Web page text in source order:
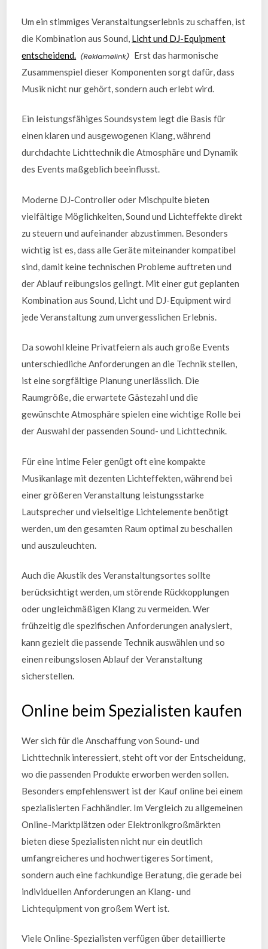
Um ein stimmiges Veranstaltungserlebnis zu schaffen, ist
die Kombination aus Sound, Licht und DJ-Equipment
entscheidend.
Erst das harmonische
Zusammenspiel dieser Komponenten sorgt dafür, dass
Musik nicht nur gehört, sondern auch erlebt wird.
Ein leistungsfähiges Soundsystem legt die Basis für
einen klaren und ausgewogenen Klang, während
durchdachte Lichttechnik die Atmosphäre und Dynamik
des Events maßgeblich beeinflusst.
Moderne DJ-Controller oder Mischpulte bieten
vielfältige Möglichkeiten, Sound und Lichteffekte direkt
zu steuern und aufeinander abzustimmen. Besonders
wichtig ist es, dass alle Geräte miteinander kompatibel
sind, damit keine technischen Probleme auftreten und
der Ablauf reibungslos gelingt. Mit einer gut geplanten
Kombination aus Sound, Licht und DJ-Equipment wird
jede Veranstaltung zum unvergesslichen Erlebnis.
Da sowohl kleine Privatfeiern als auch große Events
unterschiedliche Anforderungen an die Technik stellen,
ist eine sorgfältige Planung unerlässlich. Die
Raumgröße, die erwartete Gästezahl und die
gewünschte Atmosphäre spielen eine wichtige Rolle bei
der Auswahl der passenden Sound- und Lichttechnik.
Für eine intime Feier genügt oft eine kompakte
Musikanlage mit dezenten Lichteffekten, während bei
einer größeren Veranstaltung leistungsstarke
Lautsprecher und vielseitige Lichtelemente benötigt
werden, um den gesamten Raum optimal zu beschallen
und auszuleuchten.
Auch die Akustik des Veranstaltungsortes sollte
berücksichtigt werden, um störende Rückkopplungen
oder ungleichmäßigen Klang zu vermeiden. Wer
frühzeitig die spezifischen Anforderungen analysiert,
kann gezielt die passende Technik auswählen und so
einen reibungslosen Ablauf der Veranstaltung
sicherstellen.
Online beim Spezialisten kaufen
Wer sich für die Anschaffung von Sound- und
Lichttechnik interessiert, steht oft vor der Entscheidung,
wo die passenden Produkte erworben werden sollen.
Besonders empfehlenswert ist der Kauf online bei einem
spezialisierten Fachhändler. Im Vergleich zu allgemeinen
Online-Marktplätzen oder Elektronikgroßmärkten
bieten diese Spezialisten nicht nur ein deutlich
umfangreicheres und hochwertigeres Sortiment,
sondern auch eine fachkundige Beratung, die gerade bei
individuellen Anforderungen an Klang- und
Lichtequipment von großem Wert ist.
Viele Online-Spezialisten verfügen über detaillierte